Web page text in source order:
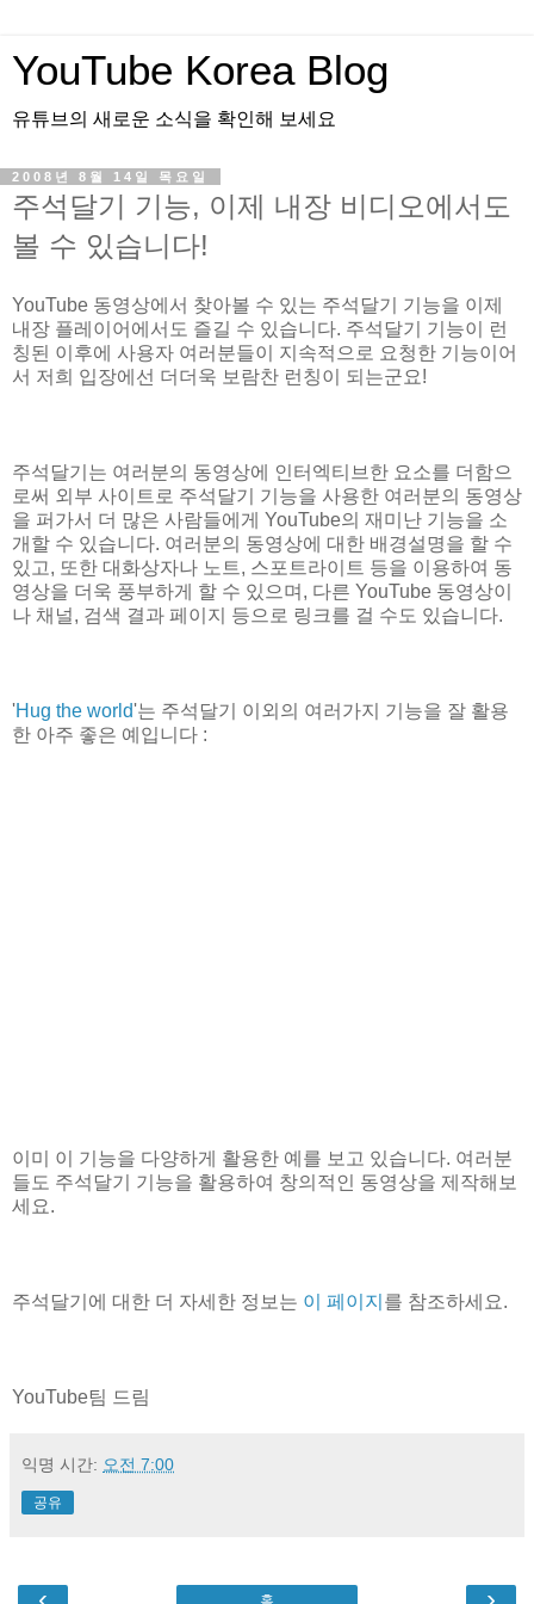
YouTube Korea Blog
유튜브의 새로운 소식을 확인해 보세요
2008년 8월 14일 목요일
주석달기 기능, 이제 내장 비디오에서도
볼 수 있습니다!
YouTube 동영상에서 찾아볼 수 있는 주석달기 기능을 이제
내장 플레이어에서도 즐길 수 있습니다. 주석달기 기능이 런
칭된 이후에 사용자 여러분들이 지속적으로 요청한 기능이어
서 저희 입장에선 더더욱 보람찬 런칭이 되는군요!
주석달기는 여러분의 동영상에 인터엑티브한 요소를 더함으
로써 외부 사이트로 주석달기 기능을 사용한 여러분의 동영상
을 퍼가서 더 많은 사람들에게 YouTube의 재미난 기능을 소
개할 수 있습니다. 여러분의 동영상에 대한 배경설명을 할 수
있고, 또한 대화상자나 노트, 스포트라이트 등을 이용하여 동
영상을 더욱 풍부하게 할 수 있으며, 다른 YouTube 동영상이
나 채널, 검색 결과 페이지 등으로 링크를 걸 수도 있습니다.
'Hug the world'는 주석달기 이외의 여러가지 기능을 잘 활용
한 아주 좋은 예입니다 :
이미 이 기능을 다양하게 활용한 예를 보고 있습니다. 여러분
들도 주석달기 기능을 활용하여 창의적인 동영상을 제작해보
세요.
주석달기에 대한 더 자세한 정보는 이 페이지 를 참조하세요.
YouTube팀 드림
익명 시간: 오전 7:00
공유
홈